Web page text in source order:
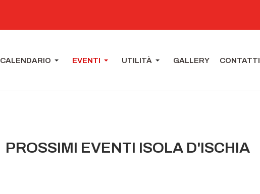
CALENDARIO EVENTI UTILITÀ GALLERY CONTATTI
PROSSIMI EVENTI ISOLA D'ISCHIA